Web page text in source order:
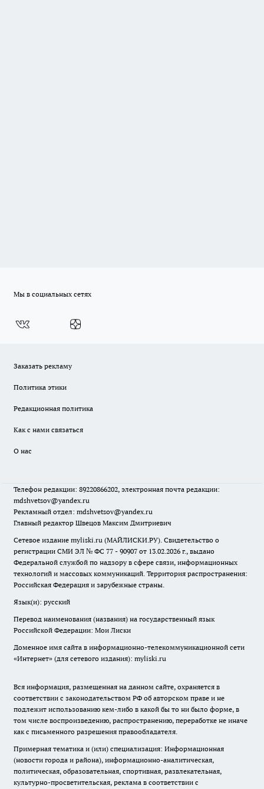
Мы в социальных сетях
Заказать рекламу
Политика этики
Редакционная политика
Как с нами связаться
О нас
Телефон редакции: 89220866202, электронная почта редакции:
mdshvetsov@yandex.ru
Рекламный отдел: mdshvetsov@yandex.ru
Главный редактор Швецов Максим Дмитриевич
Сетевое издание myliski.ru (МАЙЛИСКИ.РУ). Свидетельство о
регистрации СМИ ЭЛ № ФС 77 - 90907 от 13.02.2026 г., выдано
Федеральной службой по надзору в сфере связи, информационных
технологий и массовых коммуникаций. Территория распространения:
Российская Федерация и зарубежные страны.
Язык(и): русский
Перевод наименования (названия) на государственный язык
Российской Федерации: Мои Лиски
Доменное имя сайта в информационно-телекоммуникационной сети
«Интернет» (для сетевого издания): myliski.ru
Вся информация, размещенная на данном сайте, охраняется в
соответствии с законодательством РФ об авторском праве и не
подлежит использованию кем-либо в какой бы то ни было форме, в
том числе воспроизведению, распространению, переработке не иначе
как с письменного разрешения правообладателя.
Примерная тематика и (или) специализация: Информационная
(новости города и района), информационно-аналитическая,
политическая, образовательная, спортивная, развлекательная,
культурно-просветительская, реклама в соответствии с